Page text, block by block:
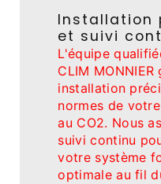
Installation
et suivi
L'équipe
CLIM
installation
normes de
au CO2. Nous
suivi continu
votre système
optimale au fil